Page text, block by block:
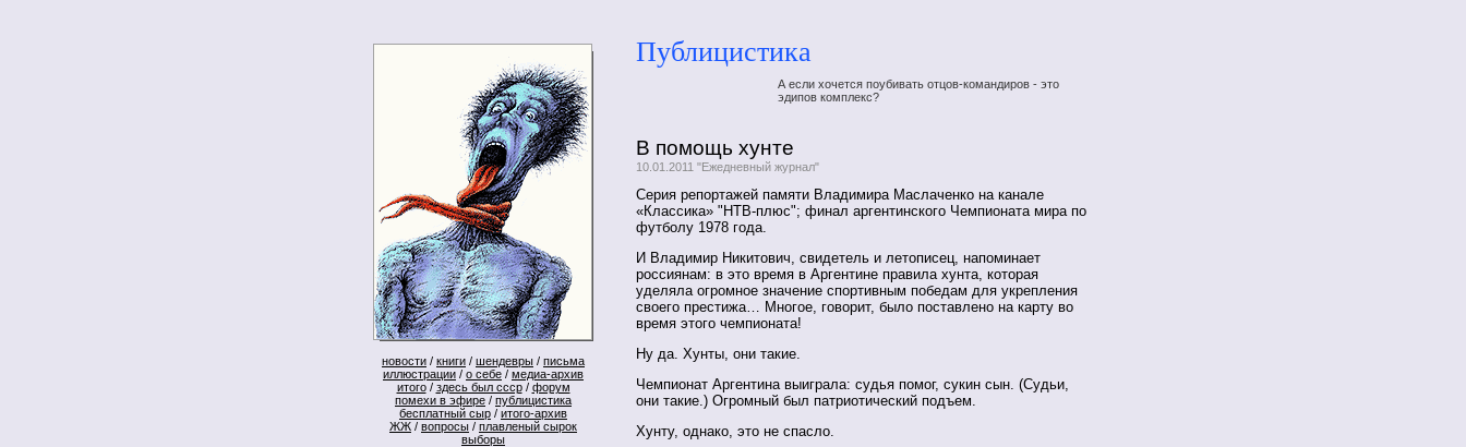
новости / книги / шендевры / письма
иллюстрации / о себе / медиа-архив
итого/ здесь был ссср/ форум
помехи в эфире / публицистика
бесплатный сыр / итого-архив
ЖЖ / вопросы / плавленый сырок
выборы
Публицистика
А если хочется поубивать отцов-командиров - это
эдипов комплекс?
В помощь хунте
10.01.2011 "Ежедневный журнал"
Cерия репортажей памяти Владимира Маслаченко на канале
«Классика» "НТВ-плюс"; финал аргентинского Чемпионата мира по
футболу 1978 года.
И Владимир Никитович, свидетель и летописец, напоминает
россиянам: в это время в Аргентине правила хунта, которая
уделяла огромное значение спортивным победам для укрепления
своего престижа… Многое, говорит, было поставлено на карту во
время этого чемпионата!
Ну да. Хунты, они такие.
Чемпионат Аргентина выиграла: судья помог, сукин сын. (Судьи,
они такие.) Огромный был патриотический подъем.
Хунту, однако, это не спасло.